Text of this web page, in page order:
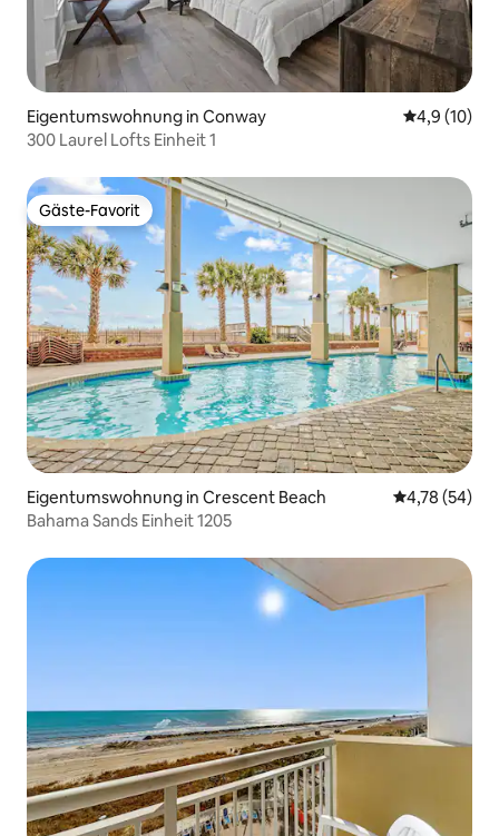
Eigentumswohnung in Conway
4,9 (10)
300 Laurel Lofts Einheit 1
Gäste-Favorit
Gäste-Favorit
Eigentumswohnung in Crescent Beach
4,78 (54)
Bahama Sands Einheit 1205